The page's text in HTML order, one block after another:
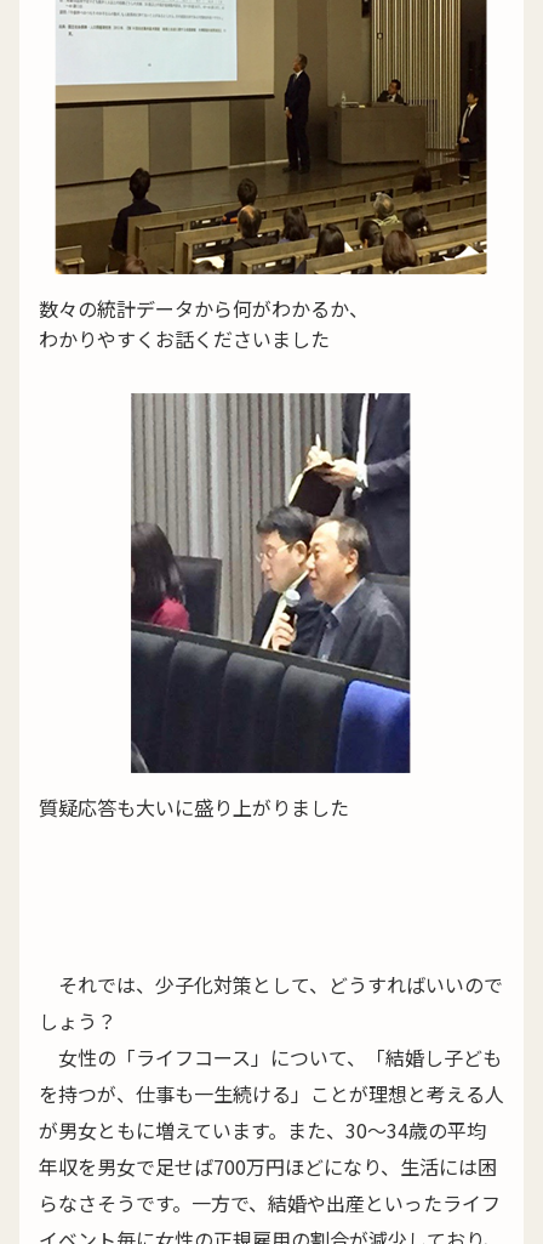
数々の統計データから何がわかるか、
わかりやすくお話くださいました
質疑応答も大いに盛り上がりました
それでは、少子化対策として、どうすればいいので
しょう？
女性の「ライフコース」について、「結婚し子ども
を持つが、仕事も一生続ける」ことが理想と考える人
が男女ともに増えています。また、30〜34歳の平均
年収を男女で足せば700万円ほどになり、生活には困
らなさそうです。一方で、結婚や出産といったライフ